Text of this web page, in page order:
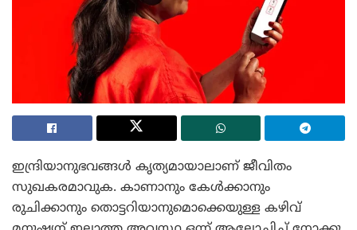
ഇന്ദ്രിയാനുഭവങ്ങൾ കൃത്യമായാലാണ് ജീവിതം
സുഖകരമാവുക. കാണാനും കേൾക്കാനും
രുചിക്കാനും തൊട്ടറിയാനുമൊക്കെയുള്ള കഴിവ്